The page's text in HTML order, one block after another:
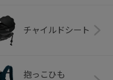
チャイルドシート
抱っこひも